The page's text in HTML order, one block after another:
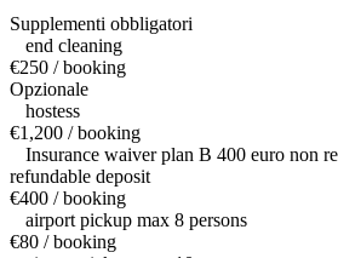
Supplementi obbligatori
end cleaning
€250 / booking
Opzionale
hostess
€1,200 / booking
Insurance waiver plan B 400 euro non
refundable deposit
€400 / booking
airport pickup max 8 persons
€80 / booking